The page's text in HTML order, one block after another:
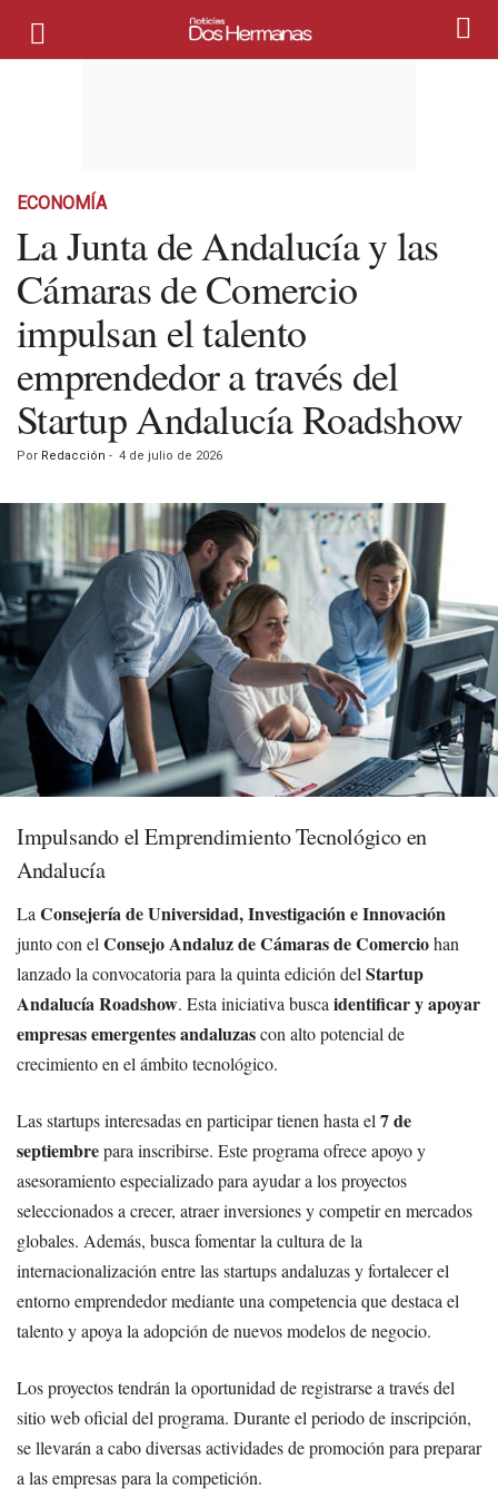
ECONOMÍA
La Junta de Andalucía y las
Cámaras de Comercio
impulsan el talento
emprendedor a través del
Startup Andalucía Roadshow
Por Redacción - 4 de julio de 2026
Impulsando el Emprendimiento Tecnológico en
Andalucía
La Consejería de Universidad, Investigación e Innovación
junto con el Consejo Andaluz de Cámaras de Comerciohan
lanzado la convocatoria para la quinta edición del Startup
Andalucía Roadshow. Esta iniciativa busca identificar y apoyar
empresas emergentes andaluzascon alto potencial de
crecimiento en el ámbito tecnológico.
Las startups interesadas en participar tienen hasta el 7 de
septiembrepara inscribirse. Este programa ofrece apoyo y
asesoramiento especializado para ayudar a los proyectos
seleccionados a crecer, atraer inversiones y competir en mercados
globales. Además, busca fomentar la cultura de la
internacionalización entre las startups andaluzas y fortalecer el
entorno emprendedor mediante una competencia que destaca el
talento y apoya la adopción de nuevos modelos de negocio.
Los proyectos tendrán la oportunidad de registrarse a través del
sitio web oficial del programa. Durante el periodo de inscripción,
se llevarán a cabo diversas actividades de promoción para preparar
a las empresas para la competición.